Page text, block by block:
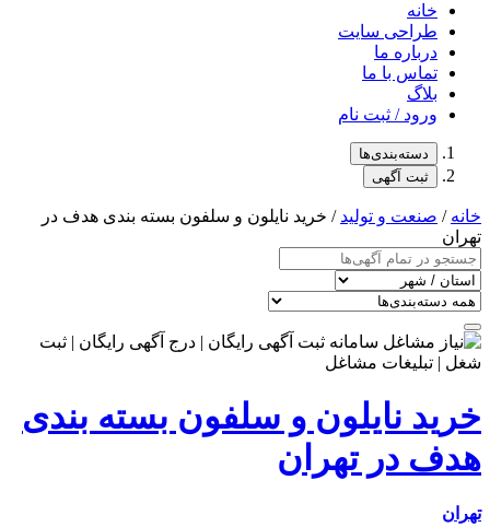
خانه
طراحی سایت
درباره ما
تماس با ما
بلاگ
ورود / ثبت نام
دسته‌بندی‌ها
ثبت آگهی
خانه/ صنعت و تولید/ خرید نایلون و سلفون بسته بندی هدف در
تهران
خرید نایلون و سلفون بسته بندی
هدف در تهران
تهران